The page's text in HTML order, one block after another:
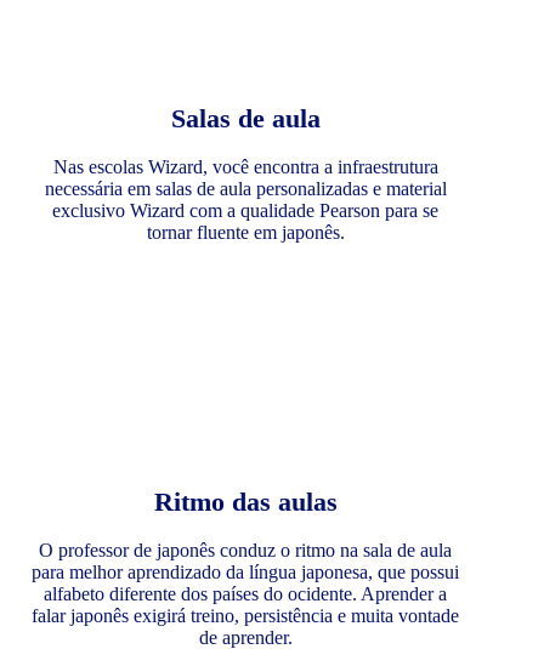
Salas de aula
Nas escolas Wizard, você encontra a infraestrutura
necessária em salas de aula personalizadas e material
exclusivo Wizard com a qualidade Pearson para se
tornar fluente em japonês.
Ritmo das aulas
O professor de japonês conduz o ritmo na sala de aula
para melhor aprendizado da língua japonesa, que possui
alfabeto diferente dos países do ocidente. Aprender a
falar japonês exigirá treino, persistência e muita vontade
de aprender.